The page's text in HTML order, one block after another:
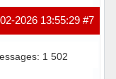
#7
2026 13:55:29
1 502